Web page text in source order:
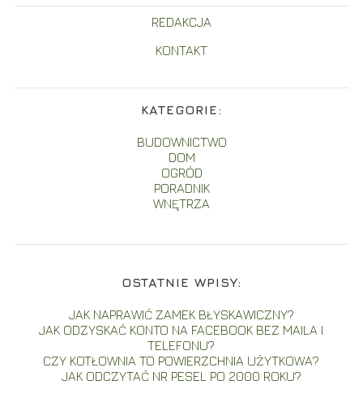
REDAKCJA
KONTAKT
KATEGORIE:
BUDOWNICTWO
DOM
OGRÓD
PORADNIK
WNĘTRZA
OSTATNIE WPISY:
JAK NAPRAWIĆ ZAMEK BŁYSKAWICZNY?
JAK ODZYSKAĆ KONTO NA FACEBOOK BEZ MAILA I
TELEFONU?
CZY KOTŁOWNIA TO POWIERZCHNIA UŻYTKOWA?
JAK ODCZYTAĆ NR PESEL PO 2000 ROKU?